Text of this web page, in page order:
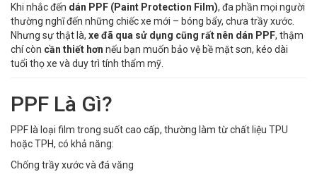
Khi nhắc đến dán PPF (Paint Protection Film), đa phần mọi người
thường nghĩ đến những chiếc xe mới – bóng bẩy, chưa trầy xước.
Nhưng sự thật là, xe đã qua sử dụng cũng rất nên dán PPF, thậm
chí còn cần thiết hơn nếu bạn muốn bảo vệ bề mặt sơn, kéo dài
tuổi thọ xe và duy trì tính thẩm mỹ.
PPF Là Gì?
PPF là loại film trong suốt cao cấp, thường làm từ chất liệu TPU
hoặc TPH, có khả năng:
Chống trầy xước và đá văng